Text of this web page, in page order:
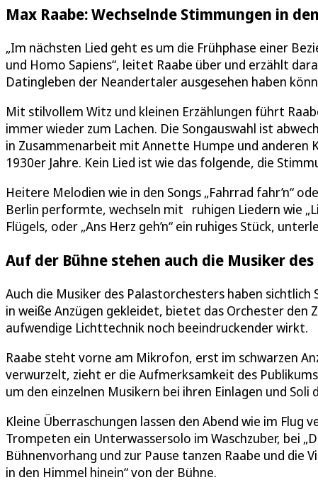
Max Raabe: Wechselnde Stimmungen in
„Im nächsten Lied geht es um die Frühphase einer
und Homo Sapiens“, leitet Raabe über und erzählt
Datingleben der Neandertaler ausgesehen haben
Mit stilvollem Witz und kleinen Erzählungen führt
immer wieder zum Lachen. Die Songauswahl ist
in Zusammenarbeit mit Annette Humpe und anderen
1930er Jahre. Kein Lied ist wie das folgende, die
Heitere Melodien wie in den Songs „Fahrrad fahr’n“
Berlin performte, wechseln mit ruhigen Liedern wie
Flügels, oder „Ans Herz geh’n“ ein ruhiges Stück,
Auf der Bühne stehen auch die Musiker
Auch die Musiker des Palastorchesters haben sichtlich
in weiße Anzügen gekleidet, bietet das Orchester den
aufwendige Lichttechnik noch beeindruckender wirkt.
Raabe steht vorne am Mikrofon, erst im schwarzen
verwurzelt, zieht er die Aufmerksamkeit des
um den einzelnen Musikern bei ihren Einlagen und
Kleine Überraschungen lassen den Abend wie im Flug
Trompeten ein Unterwassersolo im Waschzuber, bei
Bühnenvorhang und zur Pause tanzen Raabe und die
in den Himmel hinein“ von der Bühne.